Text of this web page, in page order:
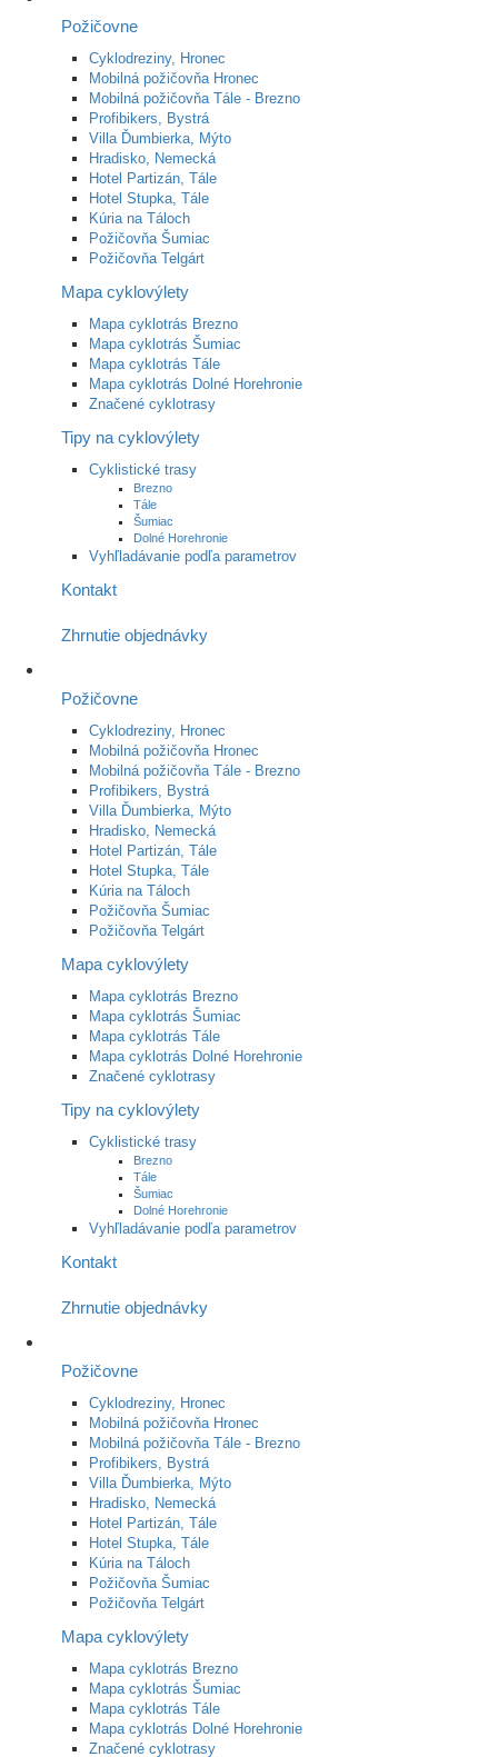
Požičovne
Cyklodreziny, Hronec
Mobilná požičovňa Hronec
Mobilná požičovňa Tále - Brezno
Profibikers, Bystrá
Villa Ďumbierka, Mýto
Hradisko, Nemecká
Hotel Partizán, Tále
Hotel Stupka, Tále
Kúria na Táloch
Požičovňa Šumiac
Požičovňa Telgárt
Mapa cyklovýlety
Mapa cyklotrás Brezno
Mapa cyklotrás Šumiac
Mapa cyklotrás Tále
Mapa cyklotrás Dolné Horehronie
Značené cyklotrasy
Tipy na cyklovýlety
Cyklistické trasy
Brezno
Tále
Šumiac
Dolné Horehronie
Vyhľladávanie podľa parametrov
Kontakt
Zhrnutie objednávky
Požičovne
Cyklodreziny, Hronec
Mobilná požičovňa Hronec
Mobilná požičovňa Tále - Brezno
Profibikers, Bystrá
Villa Ďumbierka, Mýto
Hradisko, Nemecká
Hotel Partizán, Tále
Hotel Stupka, Tále
Kúria na Táloch
Požičovňa Šumiac
Požičovňa Telgárt
Mapa cyklovýlety
Mapa cyklotrás Brezno
Mapa cyklotrás Šumiac
Mapa cyklotrás Tále
Mapa cyklotrás Dolné Horehronie
Značené cyklotrasy
Tipy na cyklovýlety
Cyklistické trasy
Brezno
Tále
Šumiac
Dolné Horehronie
Vyhľladávanie podľa parametrov
Kontakt
Zhrnutie objednávky
Požičovne
Cyklodreziny, Hronec
Mobilná požičovňa Hronec
Mobilná požičovňa Tále - Brezno
Profibikers, Bystrá
Villa Ďumbierka, Mýto
Hradisko, Nemecká
Hotel Partizán, Tále
Hotel Stupka, Tále
Kúria na Táloch
Požičovňa Šumiac
Požičovňa Telgárt
Mapa cyklovýlety
Mapa cyklotrás Brezno
Mapa cyklotrás Šumiac
Mapa cyklotrás Tále
Mapa cyklotrás Dolné Horehronie
Značené cyklotrasy